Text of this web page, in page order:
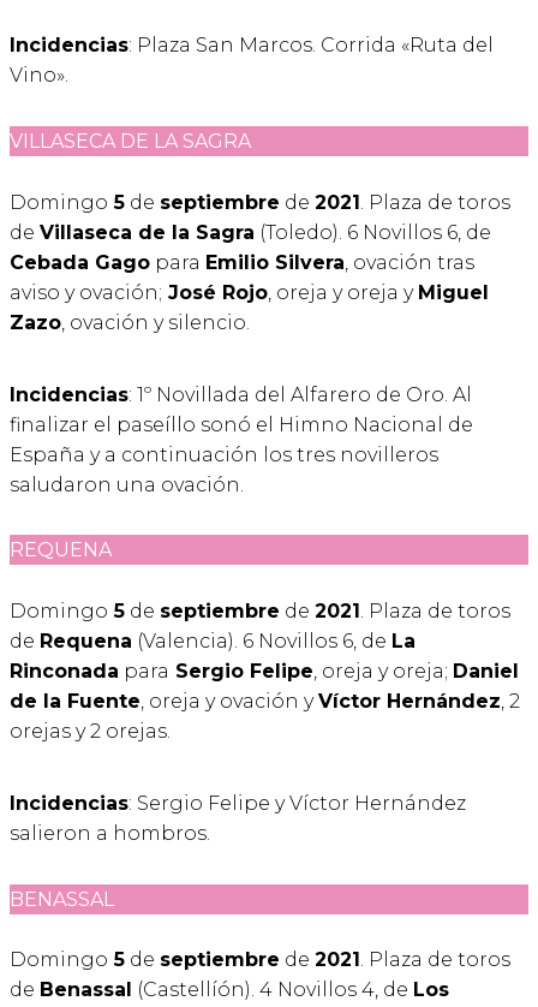
Incidencias: Plaza San Marcos. Corrida «Ruta del
Vino».
VILLASECA DE LA SAGRA
Domingo 5 de septiembre de 2021 . Plaza de toros
de Villaseca de la Sagra (Toledo). 6 Novillos 6, de
Cebada Gago para Emilio Silvera , ovación tras
aviso y ovación; José Rojo , oreja y oreja y Miguel
Zazo , ovación y silencio.
Incidencias: 1º Novillada del Alfarero de Oro. Al
finalizar el paseíllo sonó el Himno Nacional de
España y a continuación los tres novilleros
saludaron una ovación.
REQUENA
Domingo 5 de septiembre de 2021. Plaza de toros
de Requena (Valencia). 6 Novillos 6, de La
Rinconada para Sergio Felipe, oreja y oreja; Daniel
de la Fuente, oreja y ovación yVíctor Hernández, 2
orejas y 2 orejas.
Incidencias: Sergio Felipe y Víctor Hernández
salieron a hombros.
BENASSAL
Domingo 5 de septiembre de 2021 . Plaza de toros
de Benassal (Castellíón). 4 Novillos 4, de Los